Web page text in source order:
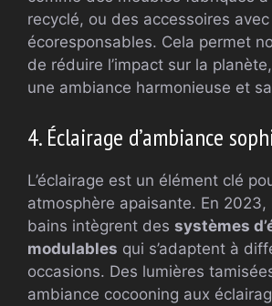
recyclé, ou des accessoires
écoresponsables. Cela permet
de réduire l’impact sur la
une ambiance harmonieuse et
4. Éclairage d’ambiance
L’éclairage est un élément clé
atmosphère apaisante. En 2023,
bains intègrent des systèmes
modulables qui s’adaptent à
occasions. Des lumières
ambiance cocooning aux